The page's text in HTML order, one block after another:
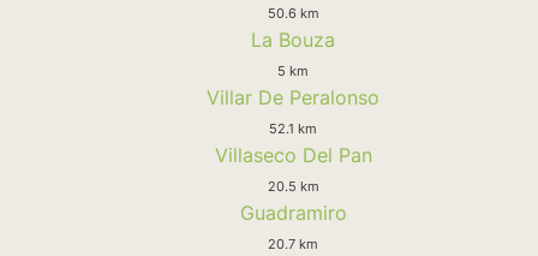
50.6 km
La Bouza
5 km
Villar De Peralonso
52.1 km
Villaseco Del Pan
20.5 km
Guadramiro
20.7 km